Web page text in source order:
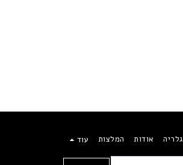
גלריה אודות המלצות עוד